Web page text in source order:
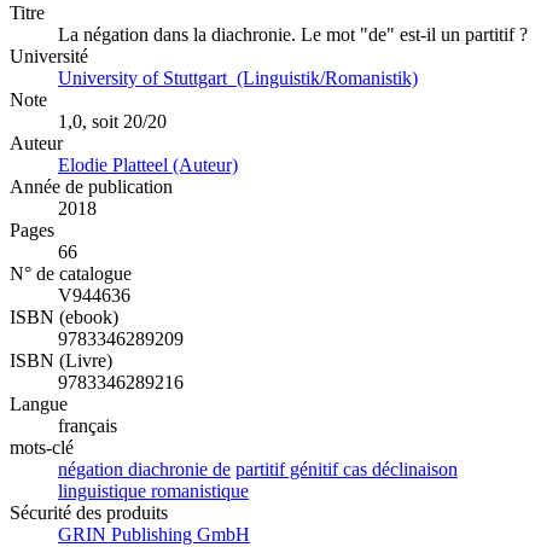
Titre
La négation dans la diachronie. Le mot "de" est-il un partitif ?
Université
University of Stuttgart (Linguistik/Romanistik)
Note
1,0, soit 20/20
Auteur
Elodie Platteel (Auteur)
Année de publication
2018
Pages
66
N° de catalogue
V944636
ISBN (ebook)
9783346289209
ISBN (Livre)
9783346289216
Langue
français
mots-clé
négation diachronie de partitif génitif cas déclinaison
linguistique romanistique
Sécurité des produits
GRIN Publishing GmbH